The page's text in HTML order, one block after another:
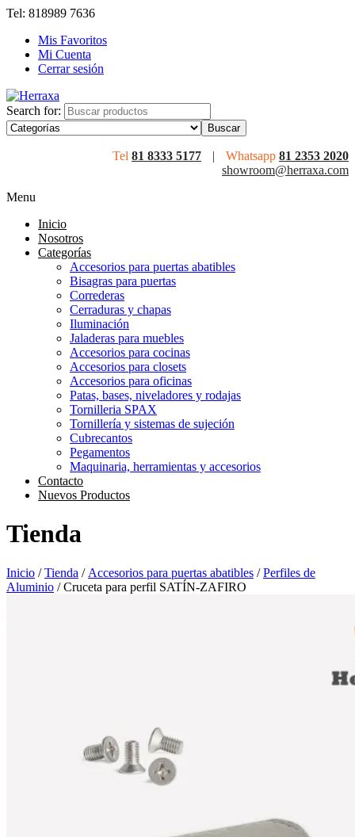
Tel: 818989 7636
Mis Favoritos
Mi Cuenta
Cerrar sesión
Search for:
Tel 81 8333 5177 | Whatsapp 81 2353 2020
showroom@herraxa.com
Menu
Inicio
Nosotros
Categorías
Accesorios para puertas abatibles
Bisagras para puertas
Correderas
Cerraduras y chapas
Iluminación
Jaladeras para muebles
Accesorios para cocinas
Accesorios para closets
Accesorios para oficinas
Patas, bases, niveladores y rodajas
Tornilleria SPAX
Tornillería y sistemas de sujeción
Cubrecantos
Pegamentos
Maquinaria, herramientas y accesorios
Contacto
Nuevos Productos
Tienda
Inicio /Tienda / Accesorios para puertas abatibles /Perfiles de
Aluminio / Cruceta para perfil SATÍN-ZAFIRO